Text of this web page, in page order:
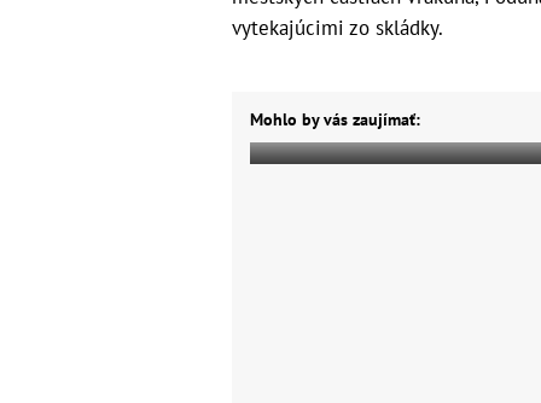
vytekajúcimi zo skládky.
Mohlo by vás zaujímať: